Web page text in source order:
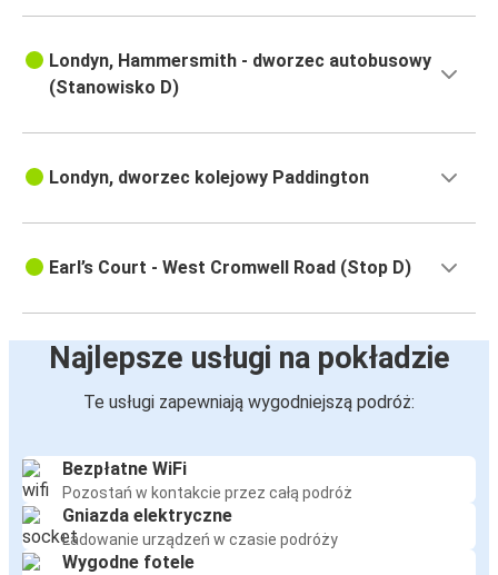
Londyn, Hammersmith - dworzec autobusowy
(Stanowisko D)
Londyn, dworzec kolejowy Paddington
Earl’s Court - West Cromwell Road (Stop D)
Najlepsze usługi na pokładzie
Te usługi zapewniają wygodniejszą podróż:
Bezpłatne WiFi
Pozostań w kontakcie przez całą podróż
Gniazda elektryczne
Ładowanie urządzeń w czasie podróży
Wygodne fotele